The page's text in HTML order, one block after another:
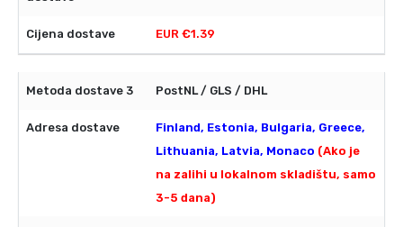
EUR €1.39
PostNL / GLS / DHL
Finland, Estonia, Bulgaria, Greece,
Lithuania, Latvia, Monaco (Ako je
na zalihi u lokalnom skladištu, samo
3-5 dana)